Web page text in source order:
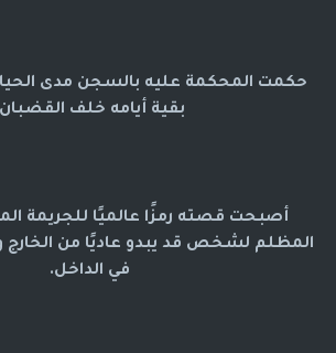
حكمت المحكمة عليه بالسجن مدى
بقية أيامه خلف
أصبحت قصته رمزًا عالميًا للجريمة
المظلم لشخص قد يبدو عاديًا من
في الداخل.